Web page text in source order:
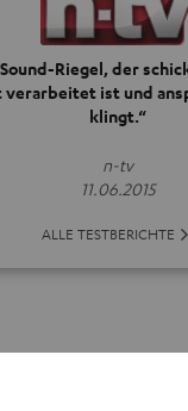
Riegel, der
verarbeitet ist und
klingt.“
n-tv
11.06.2015
ALLE TESTBERICHTE